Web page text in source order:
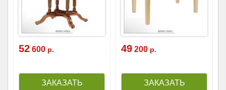
52 600 р. 49 200 р.